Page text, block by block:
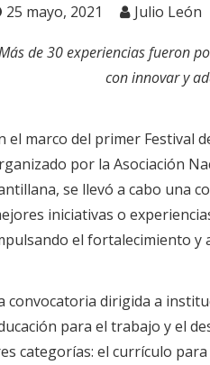
25 mayo, 2021 Julio León
de 30 experiencias fueron
con innovar y
el marco del primer Festival
por la Asociación
se llevó a cabo una
iniciativas o
el fortalecimiento y
convocatoria dirigida a
para el trabajo y el
categorías: el currículo